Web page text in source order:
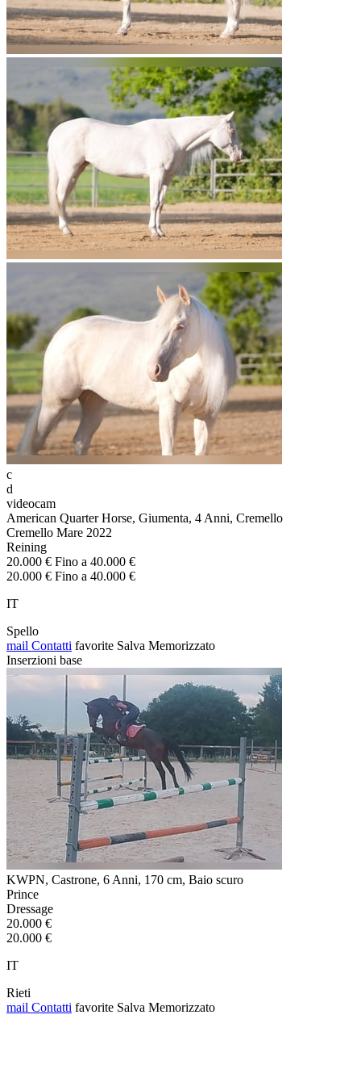
c
d
videocam
American Quarter Horse, Giumenta, 4 Anni, Cremello
Cremello Mare 2022
Reining
20.000 € Fino a 40.000 €
20.000 € Fino a 40.000 €
IT
Spello
mail Contatti favorite Salva Memorizzato
Inserzioni base
KWPN, Castrone, 6 Anni, 170 cm, Baio scuro
Prince
Dressage
20.000 €
20.000 €
IT
Rieti
mail Contatti favorite Salva Memorizzato